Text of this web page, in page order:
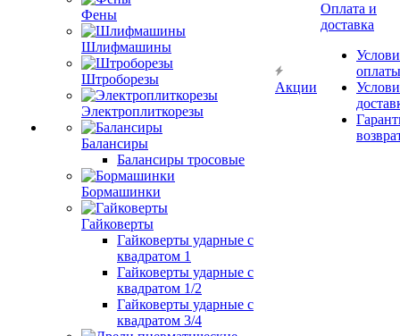
Фены
Шлифмашины
Штроборезы
Электроплиткорезы
Балансиры
Балансиры тросовые
Бормашинки
Гайковерты
Гайковерты ударные с
квадратом 1
Гайковерты ударные с
квадратом 1/2
Гайковерты ударные с
квадратом 3/4
Акции
Оплата и
доставка
оплаты